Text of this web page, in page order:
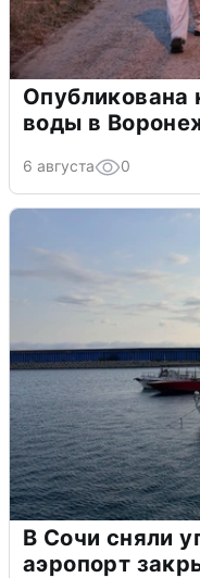
Опубликована
воды в
6 августа 0
В Сочи сняли
аэропорт